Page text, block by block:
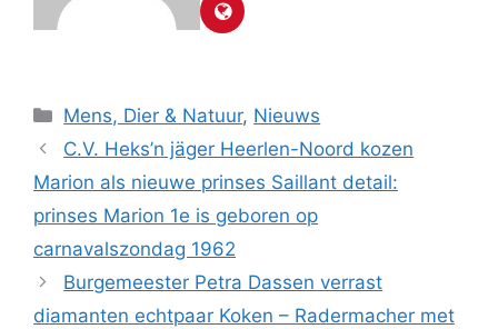
Categorieën
Mens, Dier & Natuur, Nieuws
C.V. Heks’n jäger Heerlen-Noord kozen
Marion als nieuwe prinses Saillant detail:
prinses Marion 1e is geboren op
carnavalszondag 1962
Burgemeester Petra Dassen verrast
diamanten echtpaar Koken – Radermacher met